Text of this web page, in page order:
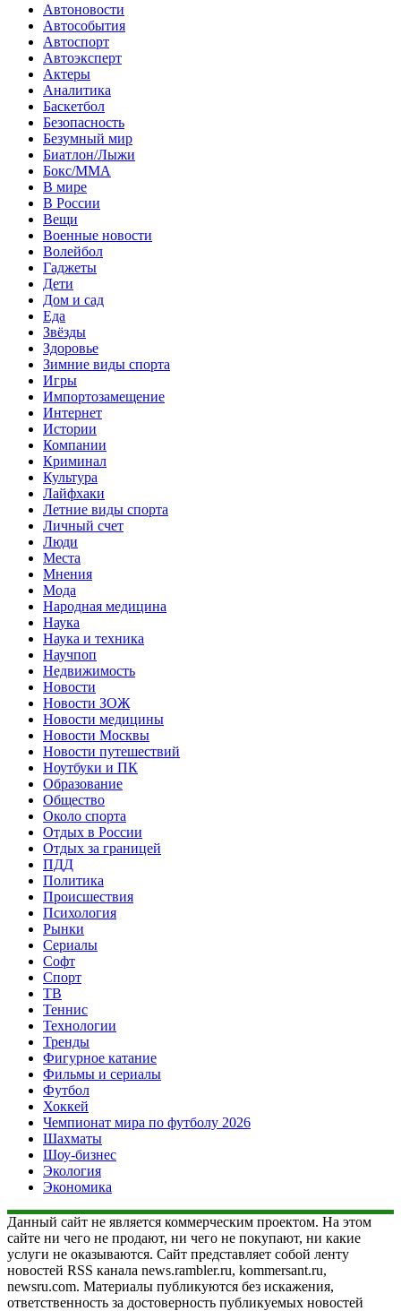
Автоновости
Автособытия
Автоспорт
Автоэксперт
Актеры
Аналитика
Баскетбол
Безопасность
Безумный мир
Биатлон/Лыжи
Бокс/MMA
В мире
В России
Вещи
Военные новости
Волейбол
Гаджеты
Дети
Дом и сад
Еда
Звёзды
Здоровье
Зимние виды спорта
Игры
Импортозамещение
Интернет
Истории
Компании
Криминал
Культура
Лайфхаки
Летние виды спорта
Личный счет
Люди
Места
Мнения
Мода
Народная медицина
Наука
Наука и техника
Научпоп
Недвижимость
Новости
Новости ЗОЖ
Новости медицины
Новости Москвы
Новости путешествий
Ноутбуки и ПК
Образование
Общество
Около спорта
Отдых в России
Отдых за границей
ПДД
Политика
Происшествия
Психология
Рынки
Сериалы
Софт
Спорт
ТВ
Теннис
Технологии
Тренды
Фигурное катание
Фильмы и сериалы
Футбол
Хоккей
Чемпионат мира по футболу 2026
Шахматы
Шоу-бизнес
Экология
Экономика
Данный сайт не является коммерческим проектом. На этом
сайте ни чего не продают, ни чего не покупают, ни какие
услуги не оказываются. Сайт представляет собой ленту
новостей RSS канала news.rambler.ru, kommersant.ru,
newsru.com. Материалы публикуются без искажения,
ответственность за достоверность публикуемых новостей